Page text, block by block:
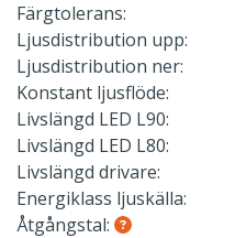
Färgtolerans:
Ljusdistribution upp:
Ljusdistribution ner:
Konstant ljusflöde:
Livslängd LED L90:
Livslängd LED L80:
Livslängd drivare:
Energiklass ljuskälla:
Åtgångstal: